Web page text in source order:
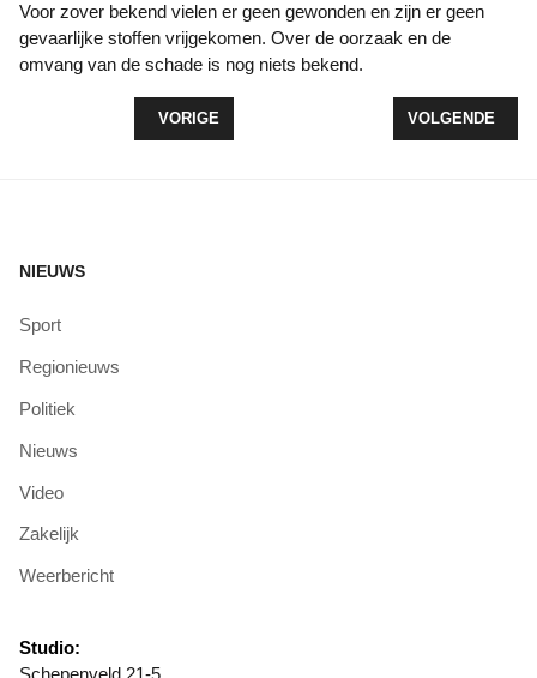
Voor zover bekend vielen er geen gewonden en zijn er geen
gevaarlijke stoffen vrijgekomen. Over de oorzaak en de
omvang van de schade is nog niets bekend.
VORIG ARTIKEL: GROTE INZET HULPDIENSTEN
VORIGE VOLGENDE
VOLGENDE
NIEUWS
Sport
Regionieuws
Politiek
Nieuws
Video
Zakelijk
Weerbericht
Studio: